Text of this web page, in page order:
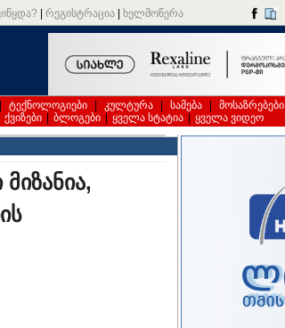
რეგისტრაცია ხელმოწერა
ტექნოლოგიები კულტურა სამება მოსაზრებები
ქვიზები ბლოგები ყველა სტატია ყველა ვიდეო